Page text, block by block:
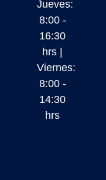
Jueves:
8:00 -
16:30
hrs |
Viernes:
8:00 -
14:30
hrs